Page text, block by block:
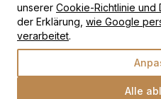
Kinderteppiche
Zahlungsarten
unserer Cookie-Richtlinie und
der Erklärung, wie Google
verarbeitet.
Alle